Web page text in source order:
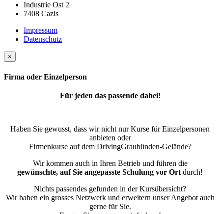
Industrie Ost 2
7408 Cazis
Impressum
Datenschutz
×
Firma oder Einzelperson
Für jeden das passende dabei!
Haben Sie gewusst, dass wir nicht nur Kurse für Einzelpersonen
anbieten oder
Firmenkurse auf dem DrivingGraubünden-Gelände?
Wir kommen auch in Ihren Betrieb und führen die
gewünschte, auf Sie angepasste Schulung vor Ort durch!
Nichts passendes gefunden in der Kursübersicht?
Wir haben ein grosses Netzwerk und erweitern unser Angebot auch
gerne für Sie.